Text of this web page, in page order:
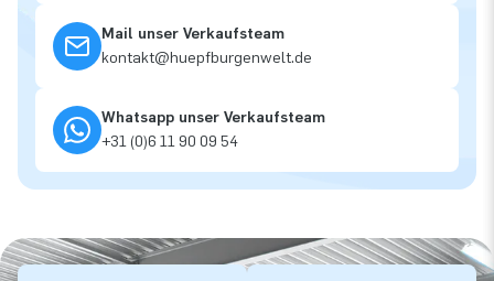
Mail unser Verkaufsteam
kontakt@huepfburgenwelt.de
Whatsapp unser Verkaufsteam
+31 (0)6 11 90 09 54